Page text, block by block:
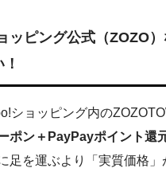
ッピング公式（ZOZO）
ショッピング内の
ポン＋PayPayポイント還
足を運ぶより「実質価格」